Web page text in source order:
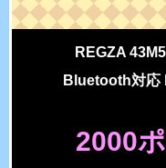
REGZA
Bluetooth対応
2000